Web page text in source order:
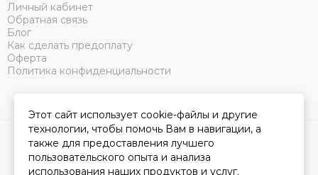
Личный кабинет
Обратная связь
Блог
Как сделать предоплату
Оферта
Политика конфиденциальности
2026 © Царство Сна.Карта сайта
Этот сайт использует cookie-файлы и другие
технологии, чтобы помочь Вам в навигации, а
также для предоставления лучшего
пользовательского опыта и анализа
использования наших продуктов и услуг.